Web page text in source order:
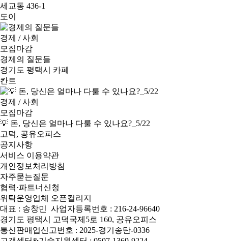
세교동 436-1
도이
경제 / 사회
모집마감
경제의 질문들
경기도 평택시 카페
칸트
경제 / 사회
모집마감
💡 돈, 당신은 얼마나 다룰 수 있나요?_5/22
고덕, 공유오피스
공지사항
서비스 이용약관
개인정보처리방침
자주묻는질문
협력·파트너신청
위탁운영업체 오픈컬리지
대표 : 송창민 사업자등록번호 : 216-24-96640
경기도 평택시 고덕국제5로 160, 공유오피스
통신판매업신고번호 : 2025-경기송탄-0336